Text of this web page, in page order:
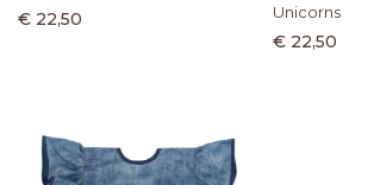
€ 22,50
Unicorns
€ 22,50